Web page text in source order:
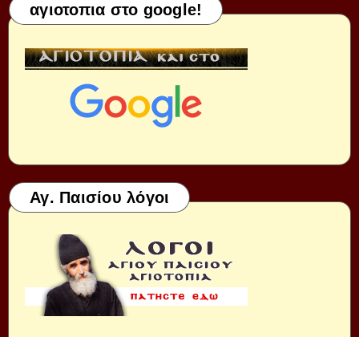
αγιοτοπια στο google!
Αγ. Παισίου λόγοι